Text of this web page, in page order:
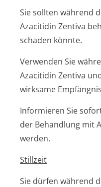
Sie sollten während
Azacitidin Zentiva
schaden könnte.
Verwenden Sie
Azacitidin Zentiva
wirksame
Informieren Sie
der Behandlung mit
werden.
Stillzeit
Sie dürfen während